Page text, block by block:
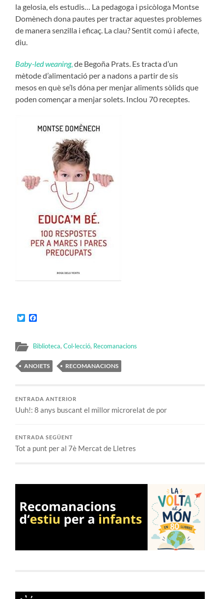
la gelosia, els estudis… La pedagoga i psicòloga Montse
Domènech dona pautes per tractar aquestes problemes
de manera senzilla i eficaç. La clau? Sentit comú i afecte,
diu.
Baby-led weaning, de Begoña Prats. Es tracta d’un
mètode d’alimentació per a nadons a partir de sis
mesos en què se’ls dóna per menjar aliments sòlids que
poden començar a menjar solets. Inclou 70 receptes.
Twitter
Biblioteca,Col·lecció, Recomanacions
ANOIETS RECOMANACIONS
ENTRADA ANTERIOR
Uuh!: 8 anys buscant el millor microrelat de por
ENTRADA SEGÜENT
Tot a punt per al 7è Mercat de Lletres